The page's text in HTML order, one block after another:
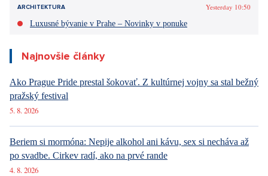
ARCHITEKTURA
Yesterday 10:50
Luxusné bývanie v Prahe – Novinky v ponuke
Najnovšie články
Ako Prague Pride prestal šokovať. Z kultúrnej vojny sa stal bežný
pražský festival
5. 8. 2026
Beriem si mormóna: Nepije alkohol ani kávu, sex si necháva až
po svadbe. Cirkev radí, ako na prvé rande
4. 8. 2026